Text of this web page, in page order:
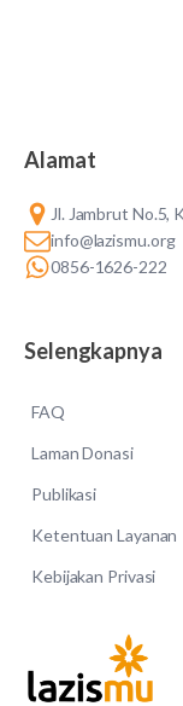
Alamat
Jl. Jambrut No.5,
info@lazismu.org
0856-1626-222
Selengkapnya
FAQ
Laman Donasi
Publikasi
Ketentuan Layanan
Kebijakan Privasi